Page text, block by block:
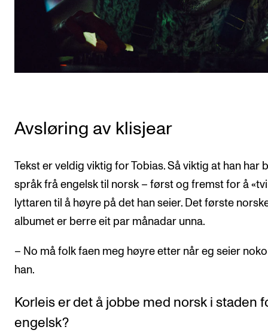
Avsløring av klisjear
Tekst er veldig viktig for Tobias. Så viktig at han har
språk frå engelsk til norsk – først og fremst for å
lyttaren til å høyre på det han seier. Det første
albumet er berre eit par månadar unna.
– No må folk faen meg høyre etter når eg seier
han.
Korleis er det å jobbe med norsk i staden
engelsk?